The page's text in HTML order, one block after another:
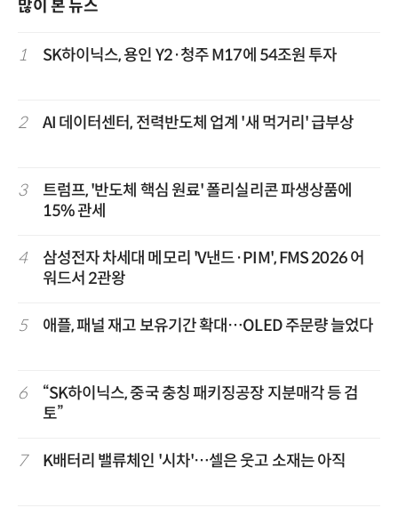
많이 본 뉴스
1 SK하이닉스, 용인 Y2·청주 M17에 54조원 투자
2 AI 데이터센터, 전력반도체 업계 '새 먹거리' 급부상
3
트럼프, '반도체 핵심 원료' 폴리실리콘 파생상품에
15% 관세
4
삼성전자 차세대 메모리 'V낸드·PIM', FMS 2026 어
워드서 2관왕
5 애플, 패널 재고 보유기간 확대…OLED 주문량 늘었다
6
“SK하이닉스, 중국 충칭 패키징공장 지분매각 등 검
토”
7 K배터리 밸류체인 '시차'…셀은 웃고 소재는 아직